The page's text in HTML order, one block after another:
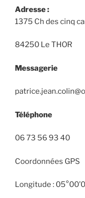
Adresse :
1375 Ch des cinq
84250 Le THOR
Messagerie
Téléphone
06 73 56 93 40
Coordonnées GPS
Longitude :